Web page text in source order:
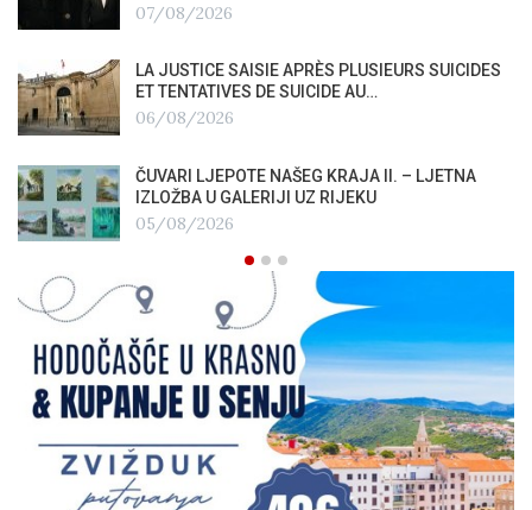
07/08/2026
LA JUSTICE SAISIE APRÈS PLUSIEURS SUICIDES
ET TENTATIVES DE SUICIDE AU…
06/08/2026
ČUVARI LJEPOTE NAŠEG KRAJA II. – LJETNA
IZLOŽBA U GALERIJI UZ RIJEKU
05/08/2026